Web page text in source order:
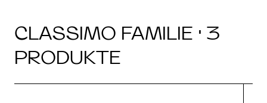
CLASSIMO FAMILIE · 3
PRODUKTE